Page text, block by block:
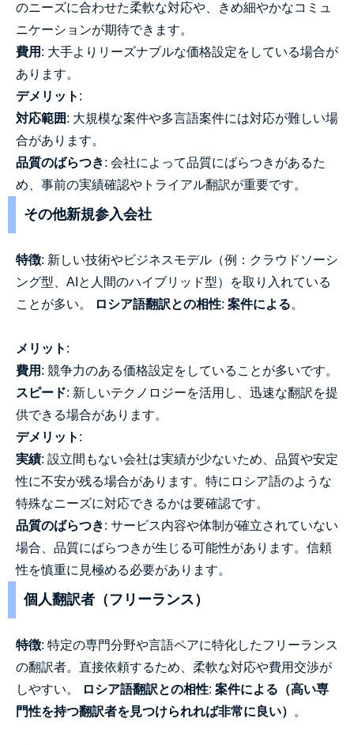
のニーズに合わせた柔軟な対応や、きめ細やかなコミュ
ニケーションが期待できます。
費用 : 大手よりリーズナブルな価格設定をしている場合が
あります。
デメリット :
対応範囲: 大規模な案件や多言語案件には対応が難しい場
合があります。
品質のばらつき: 会社によって品質にばらつきがあるた
め、事前の実績確認やトライアル翻訳が重要です。
その他新規参入会社
特徴: 新しい技術やビジネスモデル（例：クラウドソーシ
ング型、AIと人間のハイブリッド型）を取り入れている
ことが多い。
ロシア語翻訳との相性: 案件による。
メリット :
費用 : 競争力のある価格設定をしていることが多いです。
スピード: 新しいテクノロジーを活用し、迅速な翻訳を提
供できる場合があります。
デメリット :
実績: 設立間もない会社は実績が少ないため、品質や安定
性に不安が残る場合があります。特にロシア語のような
特殊なニーズに対応できるかは要確認です。
品質のばらつき: サービス内容や体制が確立されていない
場合、品質にばらつきが生じる可能性があります。信頼
性を慎重に見極める必要があります。
個人翻訳者（フリーランス）
特徴: 特定の専門分野や言語ペアに特化したフリーランス
の翻訳者。直接依頼するため、柔軟な対応や費用交渉が
しやすい。
ロシア語翻訳との相性: 案件による（高い専
門性を持つ翻訳者を見つけられれば非常に良い）
。